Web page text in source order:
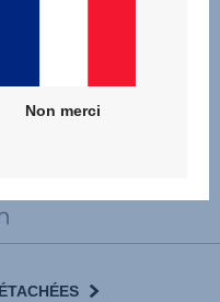
Non merci